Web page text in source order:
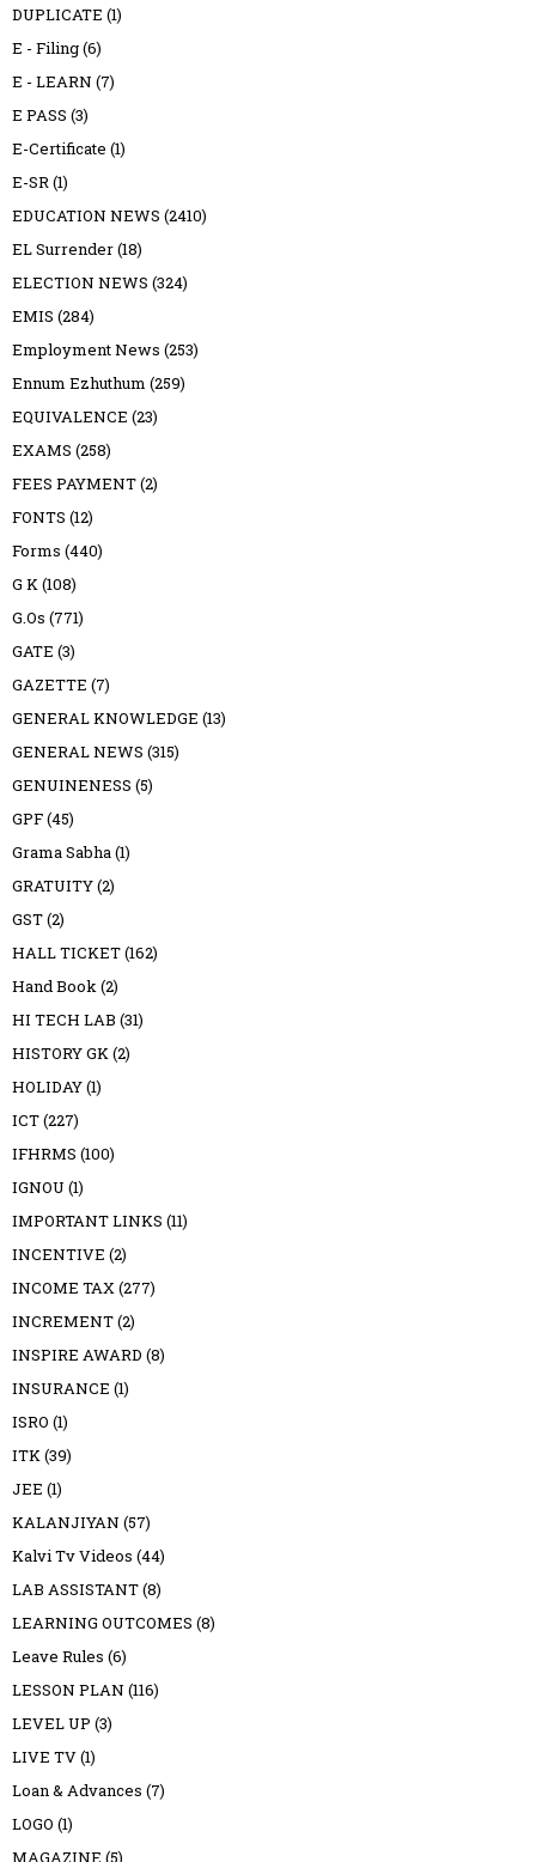
DUPLICATE (1)
E - Filing(6)
E - LEARN (7)
E PASS (3)
E-Certificate (1)
E-SR(1)
EDUCATION NEWS (2410)
EL Surrender(18)
ELECTION NEWS (324)
EMIS (284)
Employment News (253)
Ennum Ezhuthum (259)
EQUIVALENCE (23)
EXAMS (258)
FEES PAYMENT(2)
FONTS (12)
Forms (440)
G K(108)
G.Os (771)
GATE (3)
GAZETTE (7)
GENERAL KNOWLEDGE (13)
GENERAL NEWS (315)
GENUINENESS (5)
GPF(45)
Grama Sabha(1)
GRATUITY(2)
GST(2)
HALL TICKET(162)
Hand Book(2)
HI TECH LAB (31)
HISTORY GK(2)
HOLIDAY(1)
ICT(227)
IFHRMS (100)
IGNOU (1)
IMPORTANT LINKS (11)
INCENTIVE (2)
INCOME TAX(277)
INCREMENT(2)
INSPIRE AWARD (8)
INSURANCE (1)
ISRO (1)
ITK(39)
JEE (1)
KALANJIYAN (57)
Kalvi Tv Videos (44)
LAB ASSISTANT(8)
LEARNING OUTCOMES (8)
Leave Rules (6)
LESSON PLAN (116)
LEVEL UP (3)
LIVE TV(1)
Loan & Advances (7)
LOGO (1)
MAGAZINE (5)